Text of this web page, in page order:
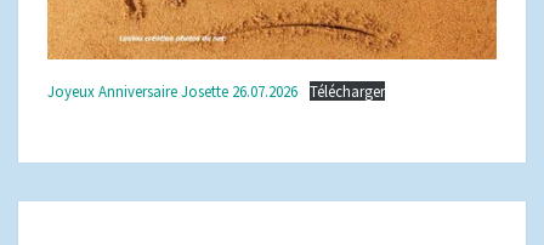
Joyeux Anniversaire Josette 26.07.2026 Télécharger